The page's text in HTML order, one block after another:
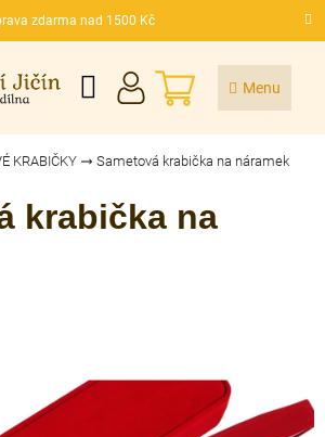
zdarma nad 1500 Kč
NÁKUPNÍ
KOŠÍK
KRABIČKY Sametová krabička na náramek
krabička na